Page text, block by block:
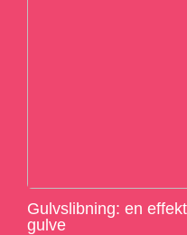
Gulvslibning: en
gulve